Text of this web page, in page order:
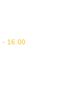
- 16:00